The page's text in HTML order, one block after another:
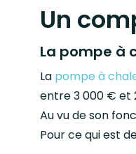
Un
La pompe à
La pompe à
entre 3 000 € et
Au vu de son
Pour ce qui est